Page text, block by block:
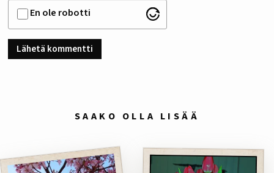
En ole robotti
SAAKO OLLA LISÄÄ